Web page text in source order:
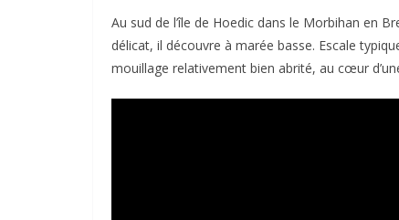
Au sud de l’île de Hoedic dans le Morbihan en
délicat, il découvre à marée basse. Escale
mouillage relativement bien abrité, au cœur